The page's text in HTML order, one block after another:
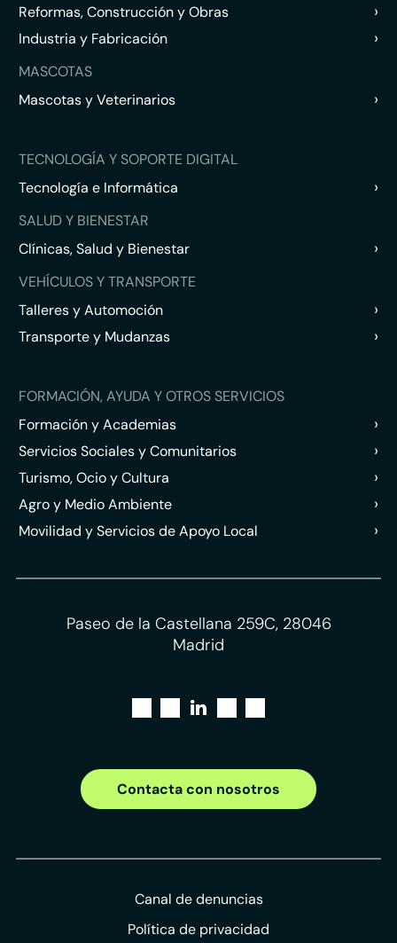
Reformas, Construcción y Obras
›
Industria y Fabricación ›
MASCOTAS
Mascotas y Veterinarios
›
TECNOLOGÍA Y SOPORTE DIGITAL
Tecnología e Informática
›
SALUD Y BIENESTAR
Clínicas, Salud y Bienestar
›
VEHÍCULOS Y TRANSPORTE
Talleres y Automoción
›
Transporte y Mudanzas ›
FORMACIÓN, AYUDA Y OTROS SERVICIOS
Formación y Academias
›
Servicios Sociales y Comunitarios ›
Turismo, Ocio y Cultura ›
Agro y Medio Ambiente ›
Movilidad y Servicios de Apoyo Local ›
Paseo de la Castellana 259C, 28046
Madrid
Contacta con nosotros
Canal de denuncias
Política de privacidad